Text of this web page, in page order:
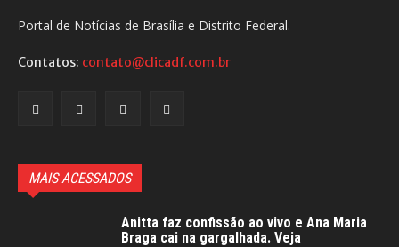
Portal de Notícias de Brasília e Distrito Federal.
Contatos: contato@clicadf.com.br
MAIS ACESSADOS
Anitta faz confissão ao vivo e Ana Maria
Braga cai na gargalhada. Veja